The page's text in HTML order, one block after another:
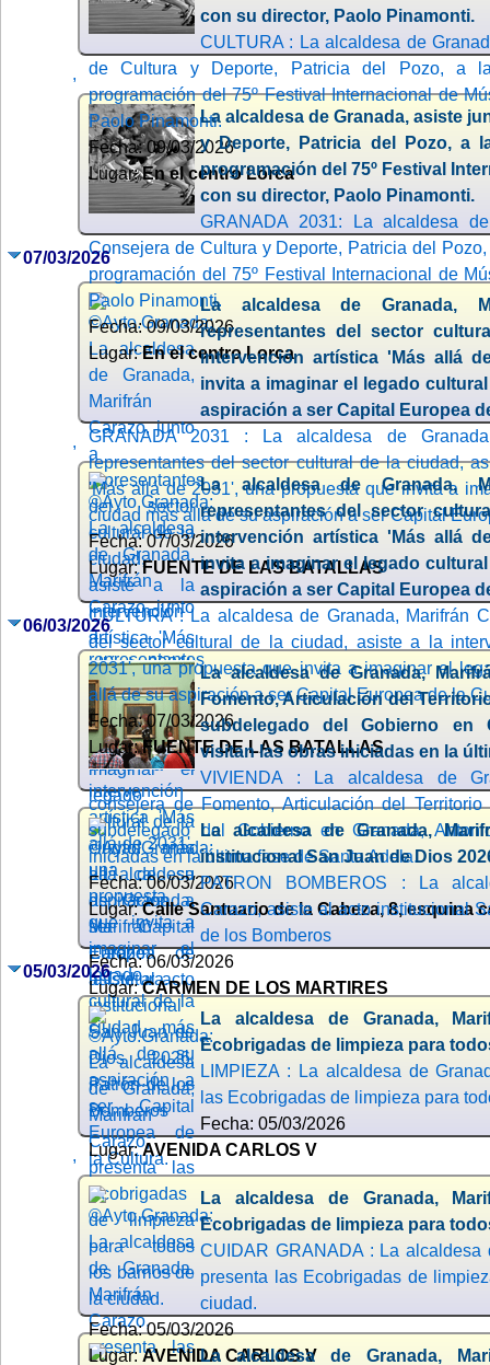
con su director, Paolo Pinamonti.
CULTURA : La alcaldesa de
de Cultura y Deporte, Patricia del Pozo, a
programación del 75º Festival Internacional de
Paolo Pinamonti.
Fecha: 09/03/2026
Lugar:En el centro Lorca
,
La alcaldesa de Granada, asiste
y Deporte, Patricia del Pozo, a
programación del 75º Festival
con su director, Paolo Pinamonti.
GRANADA 2031: La alcaldesa
Consejera de Cultura y Deporte, Patricia del
programación del 75º Festival Internacional de
Paolo Pinamonti.
Fecha: 09/03/2026
Lugar:En el centro Lorca
07/03/2026
La alcaldesa de Granada,
representantes del sector
intervención artística 'Más allá
invita a imaginar el legado
aspiración a ser Capital Europea
GRANADA 2031 : La alcaldesa de
representantes del sector cultural de la ciudad,
'Más allá de 2031', una propuesta que invita a
ciudad más allá de su aspiración a ser Capital
Fecha: 07/03/2026
Lugar:FUENTE DE LAS BATALLAS
,
La alcaldesa de Granada,
representantes del sector
intervención artística 'Más allá
invita a imaginar el legado
aspiración a ser Capital Europea
CULTURA : La alcaldesa de Granada, Marifrán
del sector cultural de la ciudad, asiste a la
2031', una propuesta que invita a imaginar el
allá de su aspiración a ser Capital Europea de la
Fecha: 07/03/2026
Lugar:FUENTE DE LAS BATALLAS
06/03/2026
La alcaldesa de Granada,
Fomento, Articulación del
subdelegado del Gobierno en
visitan las obras iniciadas en la
VIVIENDA : La alcaldesa de
consejera de Fomento, Articulación del
subdelegado del Gobierno en Granada,
iniciadas en la última fase de Santa Adela.
Fecha: 06/03/2026
Lugar:Calle Santuario de la Cabeza, 8, esquina
La alcaldesa de Granada,
institucional San Juan de Dios
PATRON BOMBEROS : La
Carazo, asiste al acto institucional
de los Bomberos
Fecha: 06/03/2026
Lugar:CARMEN DE LOS MARTIRES
05/03/2026
La alcaldesa de Granada,
Ecobrigadas de limpieza para
LIMPIEZA : La alcaldesa de
las Ecobrigadas de limpieza para
Fecha: 05/03/2026
Lugar:AVENIDA CARLOS V
,
La alcaldesa de Granada,
Ecobrigadas de limpieza para
CUIDAR GRANADA : La alcaldesa
presenta las Ecobrigadas de
ciudad.
Fecha: 05/03/2026
Lugar:AVENIDA CARLOS V
La alcaldesa de Granada,